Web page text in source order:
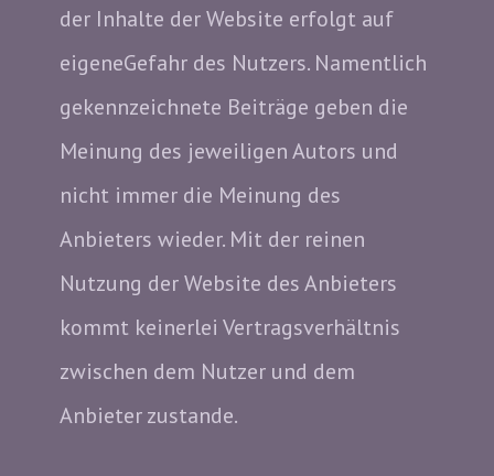
der Inhalte der Website erfolgt auf
eigeneGefahr des Nutzers. Namentlich
gekennzeichnete Beiträge geben die
Meinung des jeweiligen Autors und
nicht immer die Meinung des
Anbieters wieder. Mit der reinen
Nutzung der Website des Anbieters
kommt keinerlei Vertragsverhältnis
zwischen dem Nutzer und dem
Anbieter zustande.